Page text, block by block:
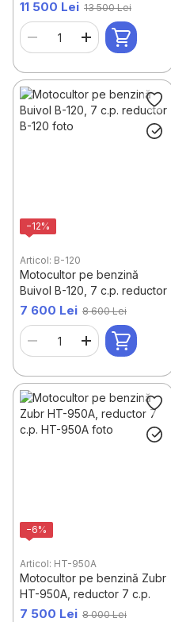
de viteze 3+1)
11 500 Lei 13 500 Lei
−12%
Articol: B-120
Motocultor pe benzină
Buivol B-120, 7 c.p. reductor
7 600 Lei 8 600 Lei
−6%
Articol: HT-950A
Motocultor pe benzină Zubr
HT-950A, reductor 7 c.p.
7 500 Lei 8 000 Lei